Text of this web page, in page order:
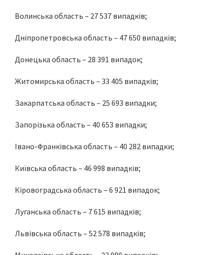
Волинська область – 27 537 випадків;
Дніпропетровська область – 47 650 випадків;
Донецька область – 28 391 випадок;
Житомирська область – 33 405 випадків;
Закарпатська область – 25 693 випадки;
Запорізька область – 40 653 випадки;
Івано-Франківська область – 40 282 випадки;
Київська область – 46 998 випадків;
Кіровоградська область – 6 921 випадок;
Луганська область – 7 615 випадків;
Львівська область – 52 578 випадків;